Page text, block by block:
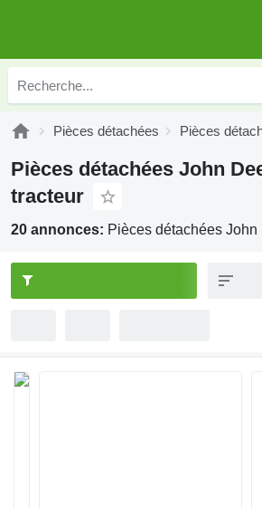
Pièces détachées Pièces
Pièces détachées John
tracteur
20 annonces: Pièces détachées